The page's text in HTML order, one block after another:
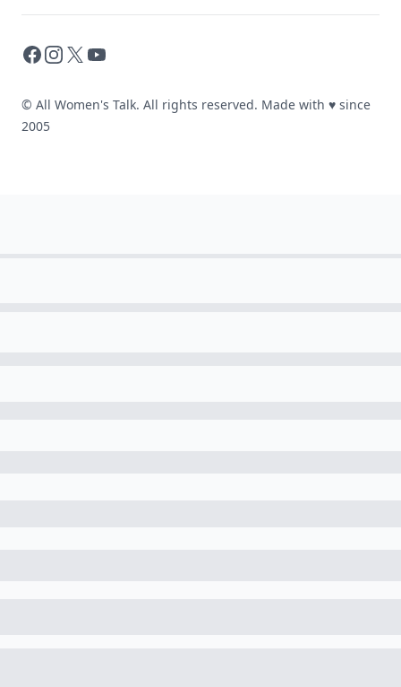
Facebook
Instagram
X YouTube
© All Women's Talk. All rights reserved. Made with ♥ since
2005